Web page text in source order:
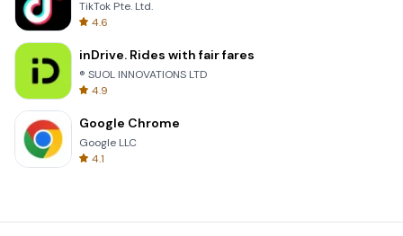
TikTok Pte. Ltd.
4.6
inDrive. Rides with fair fares
® SUOL INNOVATIONS LTD
4.9
Google Chrome
Google LLC
4.1